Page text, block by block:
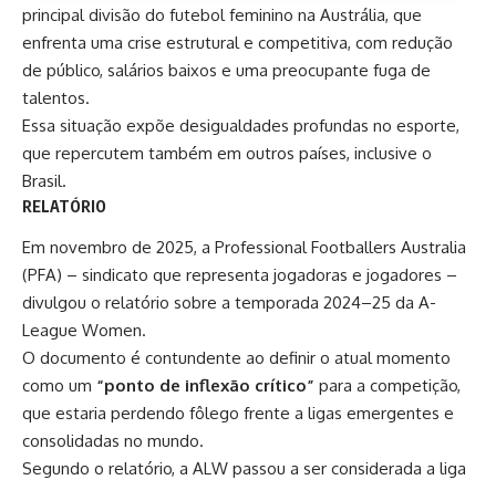
principal divisão do futebol feminino na Austrália, que
enfrenta uma crise estrutural e competitiva, com redução
de público, salários baixos e uma preocupante fuga de
talentos.
Essa situação expõe desigualdades profundas no esporte,
que repercutem também em outros países, inclusive o
Brasil.
RELATÓRIO
Em novembro de 2025, a Professional Footballers Australia
(PFA) – sindicato que representa jogadoras e jogadores –
divulgou o relatório sobre a temporada 2024–25 da A-
League Women.
O documento é contundente ao definir o atual momento
como um “ponto de inflexão crítico” para a competição,
que estaria perdendo fôlego frente a ligas emergentes e
consolidadas no mundo.
Segundo o relatório, a ALW passou a ser considerada a liga